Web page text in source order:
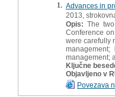
1. Advances in
2013,
Opis: The
Conference
were carefully
management;
Ključne
Objavljeno v
Povezava